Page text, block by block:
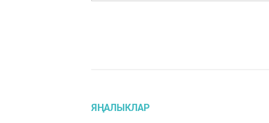
ЯҢАЛЫКЛАР